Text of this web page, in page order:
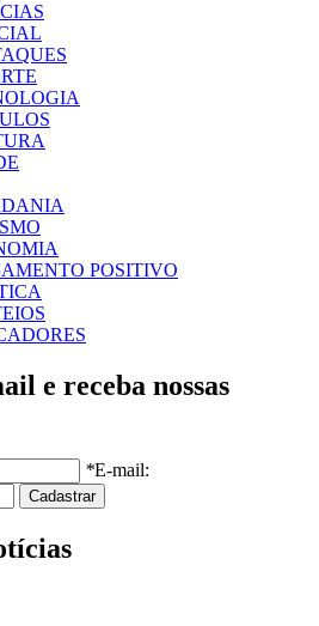
POSITIVO
e receba nossas
*E-mail: